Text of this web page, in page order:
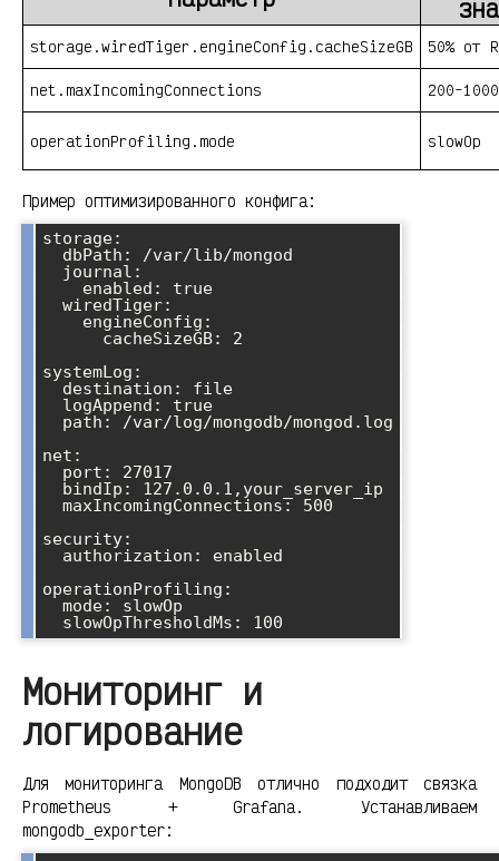
storage.wiredTiger.engineConfig.cacheSizeGB 50% от
net.maxIncomingConnections 200-1000
operationProfiling.mode slowOp
Пример оптимизированного конфига:
storage:
systemLog:
net:
security:
operationProfiling:
  slowOpThresholdMs: 100
Мониторинг и
логирование
Для мониторинга MongoDB отлично подходит связка
Prometheus + Grafana. Устанавливаем
mongodb_exporter: